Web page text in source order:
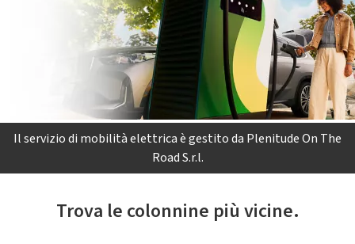
Il servizio di mobilità elettrica è gestito da Plenitude On The
Road S.r.l.
Trova le colonnine più vicine.